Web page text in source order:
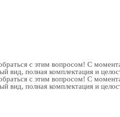
с этим вопросом! С
вид, полная комплектация и
с этим вопросом! С
вид, полная комплектация и